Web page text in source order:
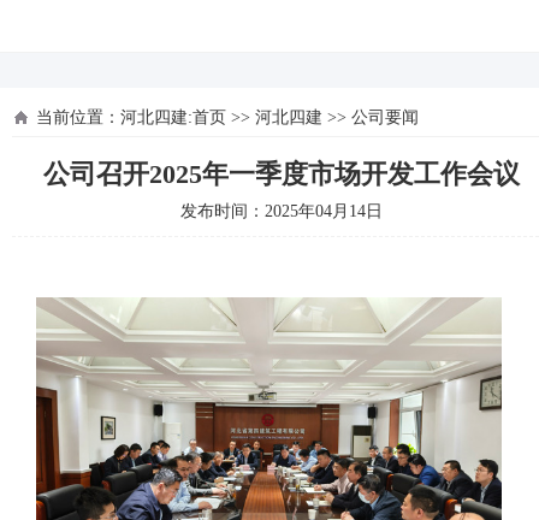
当前位置： 河北四建:首页 >> 河北四建 >> 公司要闻
公司召开2025年一季度市场开发工作会议
发布时间：2025年04月14日